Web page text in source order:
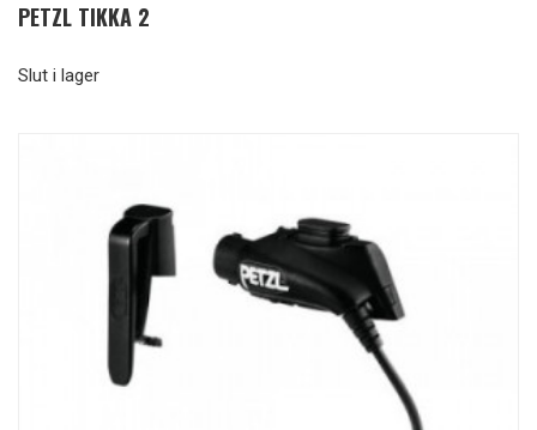
PETZL TIKKA 2
Slut i lager